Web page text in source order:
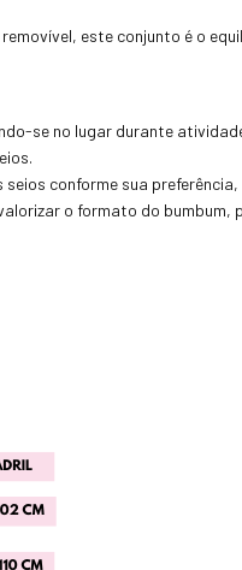
este conjunto é o
se no lugar durante
conforme sua
o formato do